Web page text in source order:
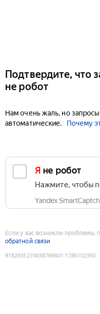
Подтвердите, что
не робот
Нам очень жаль, но
автоматические.
Почему
Я не робот
Нажмите, чтобы
Yandex
Если у вас возникли проблемы,
обратной связи
9182835274038789401 :1786102350